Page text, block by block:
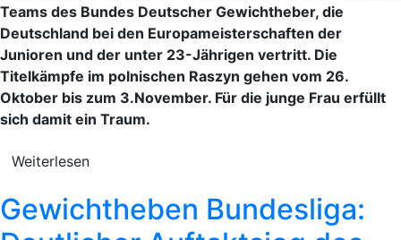
Teams des Bundes Deutscher Gewichtheber, die
Deutschland bei den Europameisterschaften der
Junioren und der unter 23-Jährigen vertritt. Die
Titelkämpfe im polnischen Raszyn gehen vom 26.
Oktober bis zum 3.November. Für die junge Frau erfüllt
sich damit ein Traum.
Weiterlesen
Gewichtheben Bundesliga: